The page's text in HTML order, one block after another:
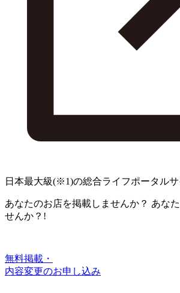
日本最大級(※1)の総合ライフポータルサ
あなたのお店を掲載しませんか？ あな
せんか？!
無料掲載・
内容変更のお申し込み